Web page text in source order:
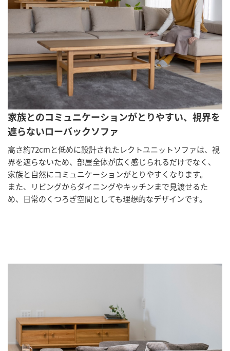
家族とのコミュニケーションがとりやすい、視界を
遮らないローバックソファ
高さ約72cmと低めに設計されたレクトユニットソファは、視
界を遮らないため、部屋全体が広く感じられるだけでなく、
家族と自然にコミュニケーションがとりやすくなります。
また、リビングからダイニングやキッチンまで見渡せるた
め、日常のくつろぎ空間としても理想的なデザインです。